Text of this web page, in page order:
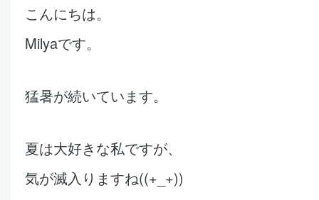
こんにちは。
Milyaです。
猛暑が続いています。
夏は大好きな私ですが、
気が滅入りますね((+_+))